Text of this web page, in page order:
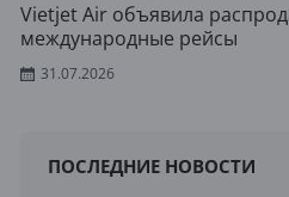
Vietjet Air объявила
международные рейсы
31.07.2026
ПОСЛЕДНИЕ НОВОСТИ